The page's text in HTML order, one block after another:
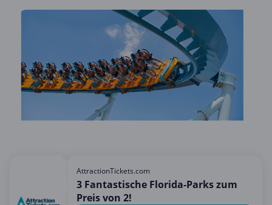
Gaming & Spielzeug
Garten, Haushalt & Tiere
Hotels & Unterkünfte
Mobilfunk & Internet
Mode & Accessoires
Sport & Freizeit
Urlaub & Reise
AttractionTickets.com
3 Fantastische Florida-Parks zum
Preis von 2!